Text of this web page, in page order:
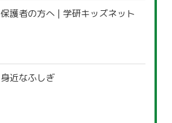
保護者の方へ | 学研キッズネット
身近なふしぎ